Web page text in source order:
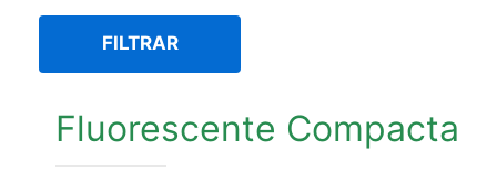
FILTRAR
Fluorescente Compacta